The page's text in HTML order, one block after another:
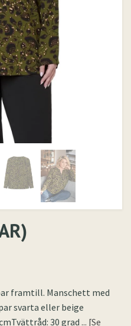
framtill. Manschett med
svarta eller beige
30 grad ... [Se